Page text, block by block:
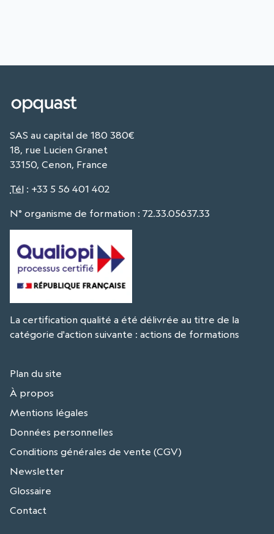
SAS au capital de 180 380€
18, rue Lucien Granet
33150, Cenon, France
Tél : +33 5 56 401 402
N° organisme de formation : 72.33.05637.33
La certification qualité a été délivrée au titre de la
catégorie d'action suivante : actions de formations
Plan du site
À propos
Mentions légales
Données personnelles
Conditions générales de vente (CGV)
Newsletter
Glossaire
Contact